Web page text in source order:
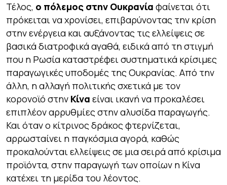
Τέλος, ο πόλεμος στην Ουκρανία φαίνεται ότι
πρόκειται να χρονίσει, επιβαρύνοντας την κρίση
στην ενέργεια και αυξάνοντας τις ελλείψεις σε
βασικά διατροφικά αγαθά, ειδικά από τη στιγμή
που η Ρωσία καταστρέφει συστηματικά κρίσιμες
παραγωγικές υποδομές της Ουκρανίας. Από την
άλλη, η αλλαγή πολιτικής σχετικά με τον
κορονοϊό στην Κίνα είναι ικανή να προκαλέσει
επιπλέον αρρυθμίες στην αλυσίδα παραγωγής.
Και όταν ο κίτρινος δράκος φτερνίζεται,
αρρωσταίνει η παγκόσμια αγορά, καθώς
προκαλούνται ελλείψεις σε μια σειρά από κρίσιμα
προϊόντα, στην παραγωγή των οποίων η Κίνα
κατέχει τη μερίδα του λέοντος.